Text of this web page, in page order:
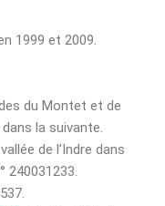
1999 et 2009.
du Montet et de
la suivante.
de l’Indre dans
240031233.